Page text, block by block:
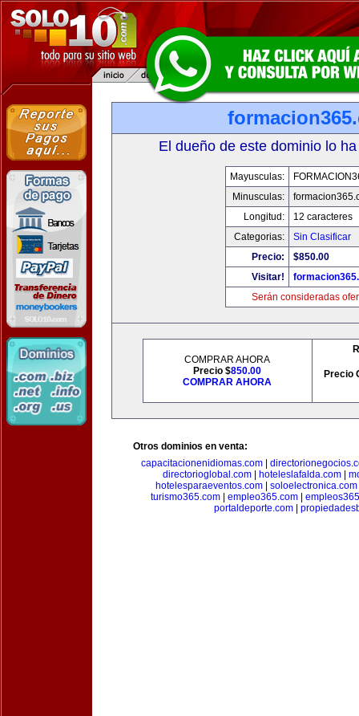
El dueño de este dominio lo
Mayusculas:
Minusculas:
Longitud:
12 caracteres
Categorias:
Sin Clasificar
Precio:
$850.00
Visitar!
Serán consideradas
COMPRAR AHORA
Precio $850.00
COMPRAR AHORA
Precio
Otros dominios en venta:
capacitacionenidiomas.com|
directorioglobal.com
hoteleslafalda.com
hotelesparaeventos.com
soloelectronica.com
turismo365.com| empleo365.com|
portaldeporte.com|